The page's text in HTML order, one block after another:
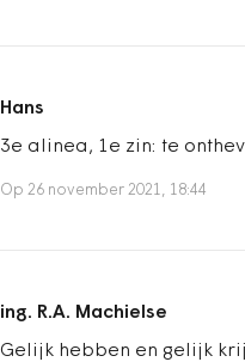
Hans
3e alinea, 1e zin: te
Op 26 november 2021, 18:44
ing. R.A. Machielse
Gelijk hebben en gelijk